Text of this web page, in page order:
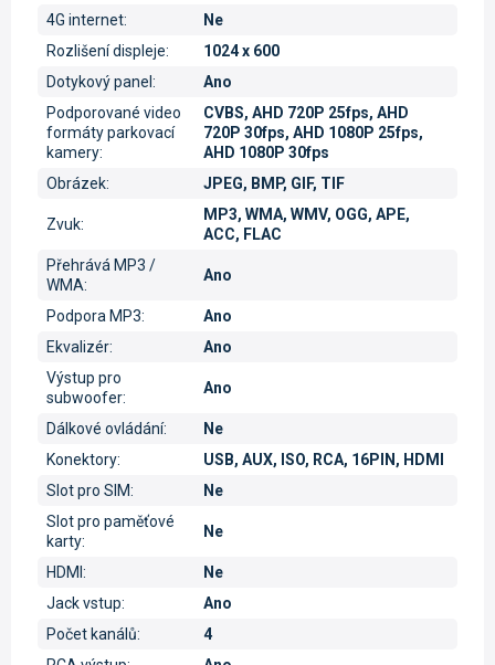
4G internet:
Ne
Rozlišení displeje:
1024 x 600
Dotykový panel :
Ano
Podporované video
formáty parkovací
kamery:
CVBS, AHD 720P 25fps, AHD
720P 30fps, AHD 1080P 25fps,
AHD 1080P 30fps
Obrázek: JPEG, BMP, GIF, TIF
Zvuk:
MP3, WMA, WMV, OGG, APE,
ACC, FLAC
Přehrává MP3 /
WMA:
Ano
Podpora MP3:
Ano
Ekvalizér:
Ano
Výstup pro
subwoofer:
Ano
Dálkové ovládání:
Ne
Konektory:
USB, AUX, ISO, RCA, 16PIN, HDMI
Slot pro SIM:
Ne
Slot pro paměťové
karty:
Ne
HDMI :
Ne
Jack vstup:
Ano
Počet kanálů:
4